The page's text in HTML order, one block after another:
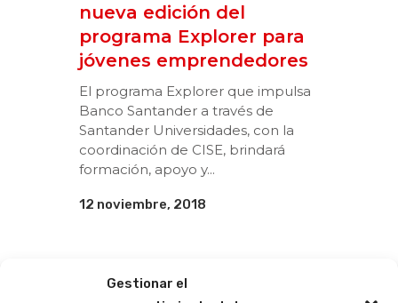
Gestionar el
nueva edición del
programa Explorer para
jóvenes emprendedores
El programa Explorer que impulsa
Banco Santander a través de
Santander Universidades, con la
coordinación de CISE, brindará
formación, apoyo y...
12 noviembre, 2018